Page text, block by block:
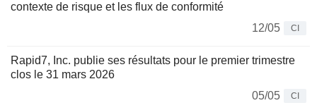
contexte de risque et les flux de conformité
12/05
CI
Rapid7, Inc. publie ses résultats pour le premier trimestre
clos le 31 mars 2026
05/05
CI